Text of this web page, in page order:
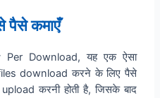
पैसे कमाएँ
Per Download, यह एक ऐसा
download करने के लिए पैसे
करनी होती है, जिसके बाद